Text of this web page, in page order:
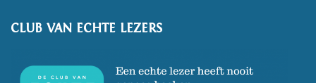
CLUB VAN ECHTE LEZERS